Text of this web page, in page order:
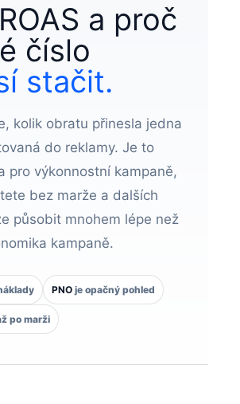
a proč
číslo
stačit.
kolik obratu přinesla jedna
do reklamy. Je to
pro výkonnostní kampaně,
bez marže a dalších
působit mnohem lépe než
kampaně.
PNO je opačný pohled
po marži